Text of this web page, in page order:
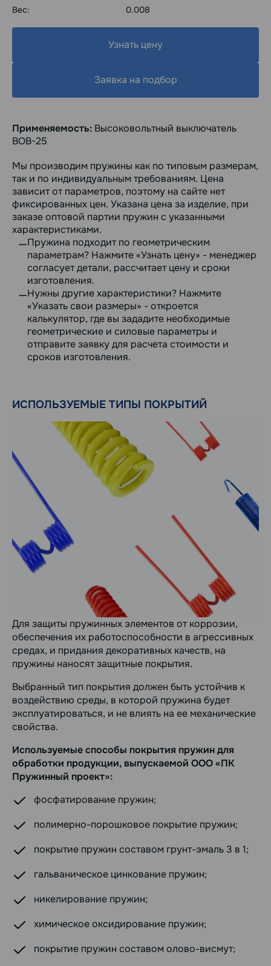
Вес: 0.008
Узнать цену
Заявка на подбор
Применяемость: Высоковольтный выключатель
ВОВ-25
Мы производим пружины как по типовым размерам,
так и по индивидуальным требованиям. Цена
зависит от параметров, поэтому на сайте нет
фиксированных цен. Указана цена за изделие, при
заказе оптовой партии пружин с указанными
характеристиками.
Пружина подходит по геометрическим
параметрам? Нажмите «Узнать цену» - менеджер
согласует детали, рассчитает цену и сроки
изготовления.
Нужны другие характеристики? Нажмите
«Указать свои размеры» - откроется
калькулятор, где вы зададите необходимые
геометрические и силовые параметры и
отправите заявку для расчета стоимости и
сроков изготовления.
ИСПОЛЬЗУЕМЫЕ ТИПЫ ПОКРЫТИЙ
Для защиты пружинных элементов от коррозии,
обеспечения их работоспособности в агрессивных
средах, и придания декоративных качеств, на
пружины наносят защитные покрытия.
Выбранный тип покрытия должен быть устойчив к
воздействию среды, в которой пружина будет
эксплуатироваться, и не влиять на ее механические
свойства.
Используемые способы покрытия пружин для
обработки продукции, выпускаемой ООО «ПК
Пружинный проект»:
фосфатирование пружин;
полимерно-порошковое покрытие пружин;
покрытие пружин составом грунт-эмаль 3 в 1;
гальваническое цинкование пружин;
никелирование пружин;
химическое оксидирование пружин;
покрытие пружин составом олово-висмут;